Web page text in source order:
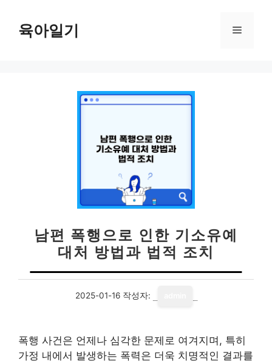
육아일기 메
남편 폭행으로 인한 기소유예
대처 방법과 법적 조치
2025-01-16 작성자:
폭행 사건은 언제나 심각한 문제로 여겨지며, 특히
가정 내에서 발생하는 폭력은 더욱 치명적인 결과를